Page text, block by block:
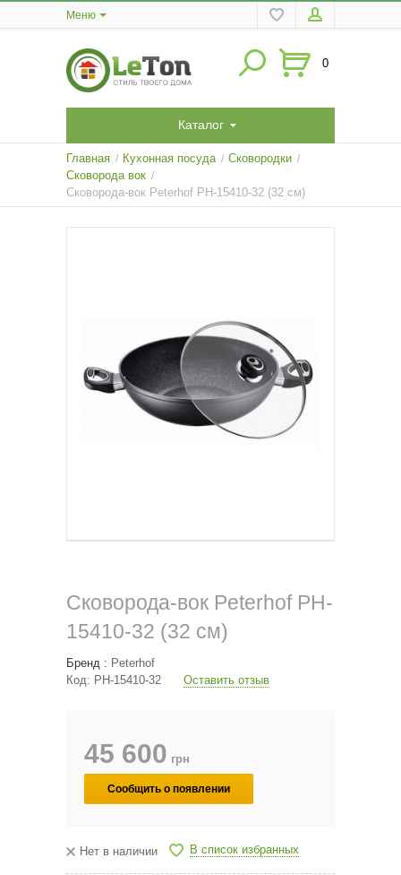
Меню
0
Каталог
Главная / Кухонная посуда / Сковородки /
Сковорода вок /
Сковорода-вок Peterhof PH-15410-32 (32 см)
Сковорода-вок Peterhof PH-
15410-32 (32 см)
Бренд : Peterhof
Код: PH-15410-32 Оставить отзыв
45 600 грн
Сообщить о появлении
Нет в наличии В список избранных